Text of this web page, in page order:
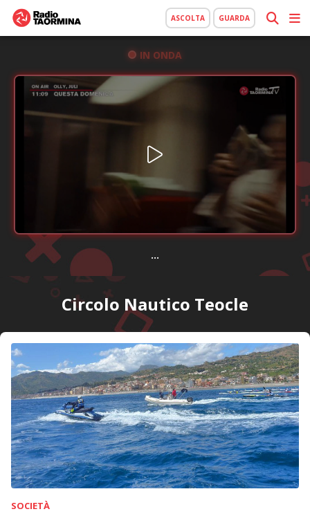
ASCOLTA GUARDA
IN ONDA
...
Circolo Nautico Teocle
SOCIETÀ